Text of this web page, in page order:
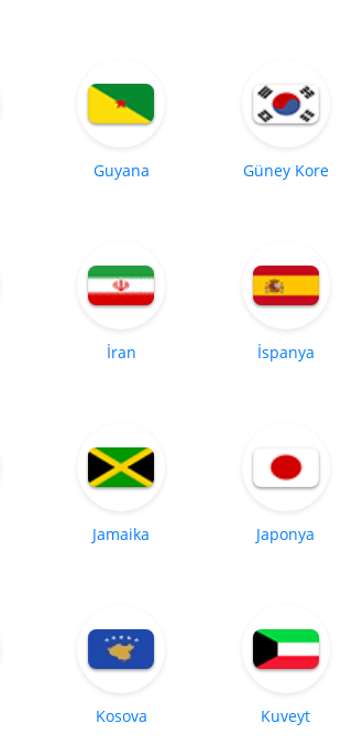
Guyana Güney Kore
İran İspanya
Jamaika Japonya
Kosova Kuveyt